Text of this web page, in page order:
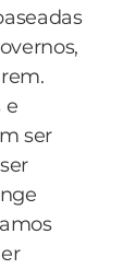
nadar,
casado
cima,
cima,
pra
e
ser